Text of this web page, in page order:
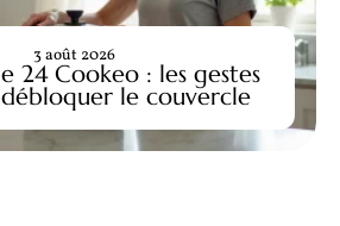
24 Cookeo : les gestes
le couvercle
3 août 2026